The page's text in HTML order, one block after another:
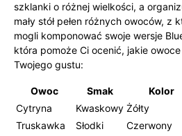
szklanki o różnej wielkości, a
mały stół pełen różnych owoców, z
mogli komponować swoje wersje
która pomoże Ci ocenić, jakie
Twojego gustu:
Owoc Smak
Kolor
Cytryna
Kwaskowy Żółty
Truskawka
Słodki
Czerwony